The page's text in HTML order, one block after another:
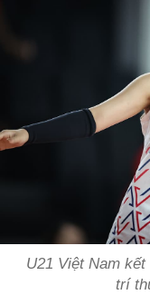
U21 Việt Nam
trí